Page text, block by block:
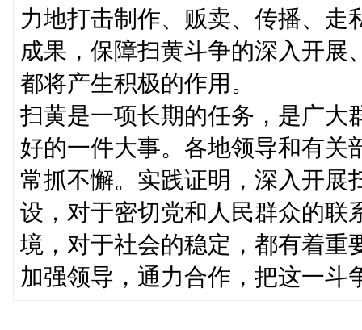
力地打击制作、贩卖、传播、走
成果，保障扫黄斗争的深入开展
都将产生积极的作用。
扫黄是一项长期的任务，是广大
好的一件大事。各地领导和有关
常抓不懈。实践证明，深入开展
设，对于密切党和人民群众的联
境，对于社会的稳定，都有着重
加强领导，通力合作，把这一斗